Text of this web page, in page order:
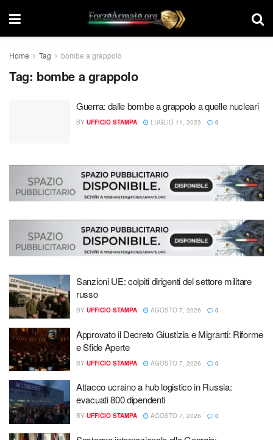
Home Tag bombe a grappolo
Tag: bombe a grappolo
Guerra: dalle bombe a grappolo a quelle nucleari
BY UFFICIO STAMPA LUGLIO 11, 2023 0
Sanzioni UE: colpiti dirigenti del settore militare
russo
BY UFFICIO STAMPA AGOSTO 7, 2026 0
Approvato il Decreto Giustizia e Migranti: Riforme
e Sfide Aperte
BY UFFICIO STAMPA AGOSTO 7, 2026 0
Attacco ucraino a hub logistico in Russia:
evacuati 800 dipendenti
BY UFFICIO STAMPA AGOSTO 7, 2026 0